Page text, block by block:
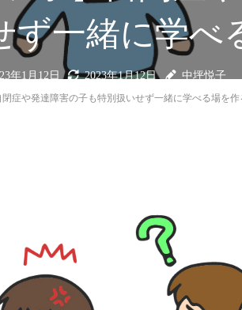
ず一緒に学べ
年1月12日 2023年1月12日
中坪悦子
政策について
閉症や発達障害の子も特別扱いせず一緒に学べる場を作